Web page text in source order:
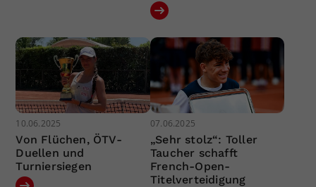
10.06.2025
Von Flüchen, ÖTV-
Duellen und
Turniersiegen
07.06.2025
„Sehr stolz“: Toller
Taucher schafft
French-Open-
Titelverteidigung